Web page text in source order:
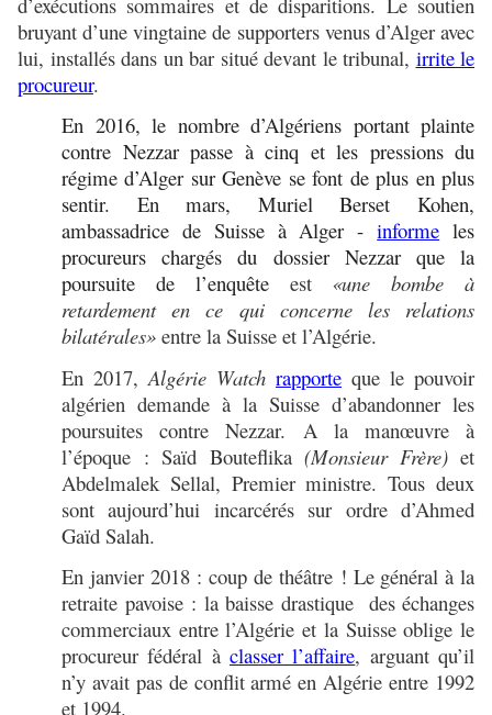
bruyant d’une vingtaine de supporters venus d’Alger avec
lui, installés dans un bar situé devant le tribunal, irrite le
procureur.
En 2016, le nombre d’Algériens portant plainte
contre Nezzar passe à cinq et les pressions du
régime d’Alger sur Genève se font de plus en plus
sentir. En mars, Muriel Berset Kohen,
ambassadrice de Suisse à Alger -informe les
procureurs chargés du dossier Nezzar que la
poursuite de l’enquête est «une bombe à
retardement en ce qui concerne les relations
bilatérales» entre la Suisse et l’Algérie.
En 2017, Algérie Watch rapporte que le pouvoir
algérien demande à la Suisse d’abandonner les
poursuites contre Nezzar. A la manœuvre à
l’époque : Saïd Bouteflika (Monsieur Frère)et
Abdelmalek Sellal, Premier ministre. Tous deux
sont aujourd’hui incarcérés sur ordre d’Ahmed
Gaïd Salah.
En janvier 2018 : coup de théâtre ! Le général à la
retraite pavoise : la baisse drastique des échanges
commerciaux entre l’Algérie et la Suisse oblige le
procureur fédéral à classer l’affaire, arguant qu’il
n’y avait pas de conflit armé en Algérie entre 1992
et 1994.